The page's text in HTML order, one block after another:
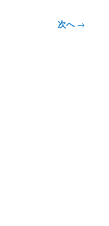
次へ→